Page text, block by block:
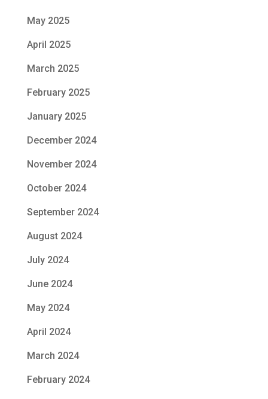
May 2025
April 2025
March 2025
February 2025
January 2025
December 2024
November 2024
October 2024
September 2024
August 2024
July 2024
June 2024
May 2024
April 2024
March 2024
February 2024